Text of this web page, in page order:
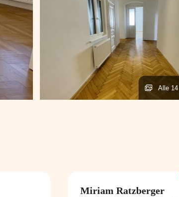
Alle
Miriam Ratzberger